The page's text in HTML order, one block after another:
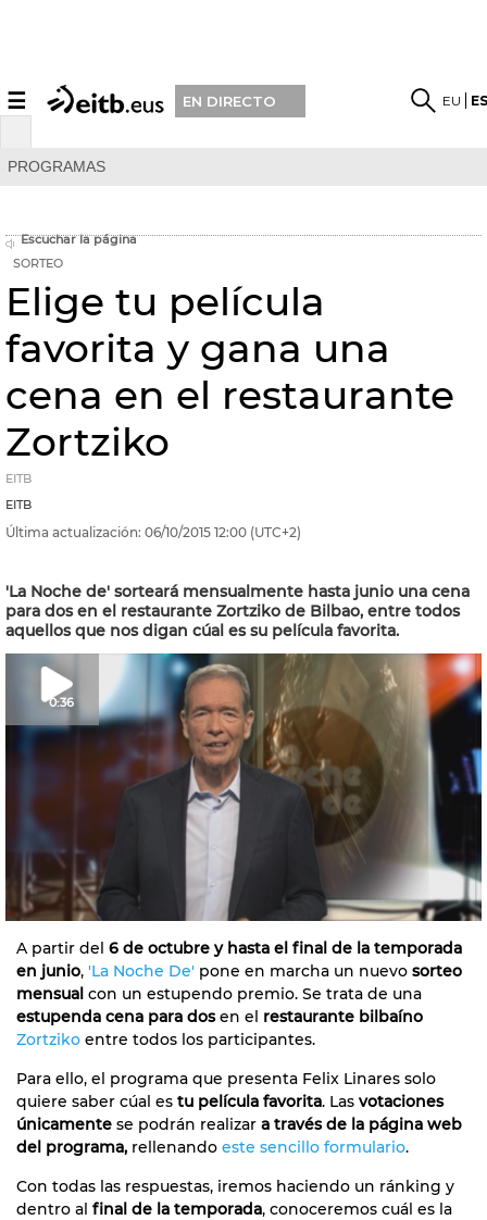
☰ EN DIRECTO EU
PROGRAMAS
Escuchar la página
SORTEO
Elige tu película
favorita y gana una
cena en el restaurante
Zortziko
EITB
EITB
Última actualización: 06/10/2015 12:00 (UTC+2)
'La Noche de' sorteará mensualmente hasta junio una cena
para dos en el restaurante Zortziko de Bilbao, entre todos
aquellos que nos digan cúal es su película favorita.
0:36
A partir del 6 de octubre y hasta el final de la temporada
en junio, 'La Noche De' pone en marcha un nuevo sorteo
mensual con un estupendo premio. Se trata de una
estupenda cena para dosen el restaurante bilbaíno
Zortziko entre todos los participantes.
Para ello, el programa que presenta Felix Linares solo
quiere saber cúal es tu película favorita. Las votaciones
únicamente se podrán realizar a través de la página web
del programa, rellenando este sencillo formulario.
Con todas las respuestas, iremos haciendo un ránking y
dentro al final de la temporada, conoceremos cuál es la